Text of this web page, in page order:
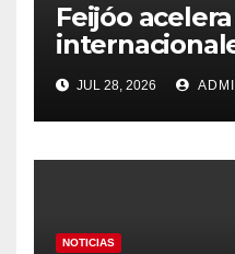
Feijóo
prioritario en
gobierno
JUL 28, 2026
NOTICIAS